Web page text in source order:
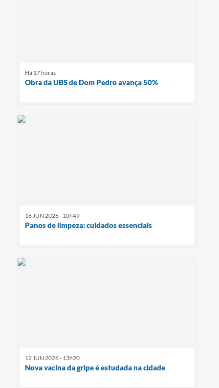
Há 17 horas
Obra da UBS de Dom Pedro avança 50%
16 JUN 2026 - 10h49
Panos de limpeza: cuidados essenciais
12 JUN 2026 - 13h20
Nova vacina da gripe é estudada na cidade